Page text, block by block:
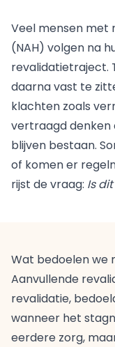
Veel mensen met
(NAH) volgen na
revalidatietraject.
daarna vast te
klachten zoals
vertraagd
blijven bestaan.
of komen er
rijst de vraag: Is
Wat bedoelen we
Aanvullende
revalidatie,
wanneer het
eerdere zorg,